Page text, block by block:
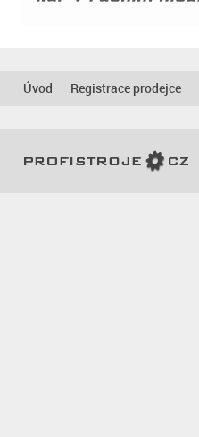
Úvod Registrace prodejce